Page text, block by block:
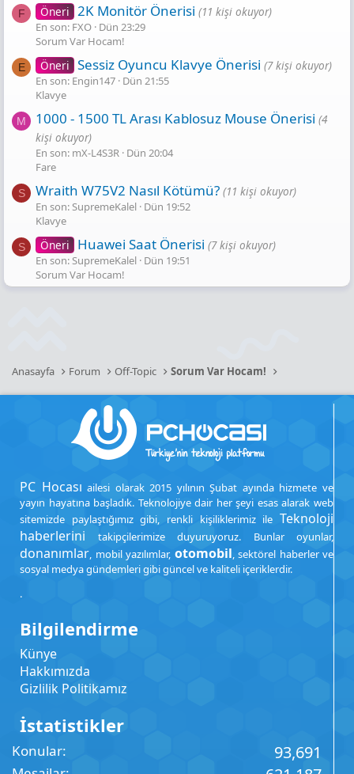
F Öneri 2K Monitör Önerisi (11 kişi okuyor)
En son: FXO Dün 23:29
Sorum Var Hocam!
E Öneri Sessiz Oyuncu Klavye Önerisi (7 kişi okuyor)
En son: Engin147 Dün 21:55
Klavye
M 1000 - 1500 TL Arası Kablosuz Mouse Önerisi (4
kişi okuyor)
En son: mX-L4S3R Dün 20:04
Fare
S Wraith W75V2 Nasıl Kötümü? (11 kişi okuyor)
En son: SupremeKalel Dün 19:52
Klavye
S Öneri Huawei Saat Önerisi (7 kişi okuyor)
En son: SupremeKalel Dün 19:51
Sorum Var Hocam!
Anasayfa Forum Off-Topic Sorum Var Hocam!
PC Hocası ailesi olarak 2015 yılının Şubat ayında hizmete ve
yayın hayatına başladık. Teknolojiye dair her şeyi esas alarak web
sitemizde paylaştığımız gibi, renkli kişiliklerimiz ile Teknoloji
haberlerini takipçilerimize duyuruyoruz. Bunlar oyunlar,
donanımlar, mobil yazılımlar, otomobil, sektörel haberler ve
sosyal medya gündemleri gibi güncel ve kaliteli içeriklerdir.
.
Bilgilendirme
Künye
Hakkımızda
Gizlilik Politikamız
İstatistikler
Konular 93,691